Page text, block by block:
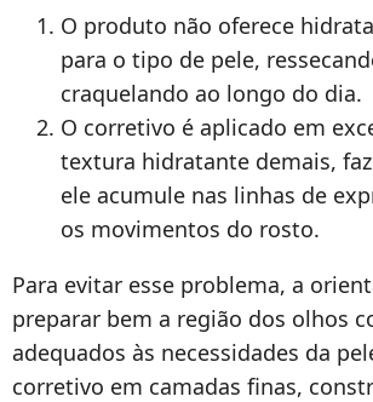
O produto não oferece
para o tipo de pele,
craquelando ao longo do dia.
O corretivo é aplicado em
textura hidratante demais,
ele acumule nas linhas de
os movimentos do rosto.
Para evitar esse problema, a
preparar bem a região dos olhos
adequados às necessidades da
corretivo em camadas finas,